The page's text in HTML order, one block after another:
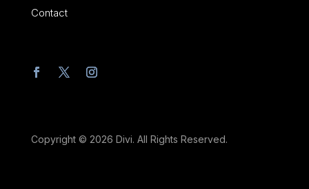
Contact
Copyright © 2026 Divi. All Rights Reserved.